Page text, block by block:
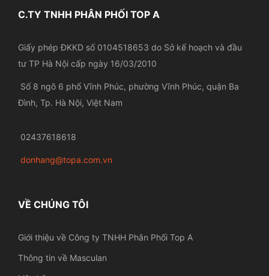
C.TY TNHH PHÂN PHỐI TOP A
Giấy phép ĐKKD số 0104518653 do Sở kế hoạch và đầu
tư TP Hà Nội cấp ngày 16/03/2010
Số 8 ngõ 6 phố Vĩnh Phúc, phường Vĩnh Phúc, quận Ba
Đình, Tp. Hà Nội, Việt Nam
02437618618
donhang@topa.com.vn
VỀ CHÚNG TÔI
Giới thiệu về Công ty TNHH Phân Phối Top A
Thông tin về Masculan